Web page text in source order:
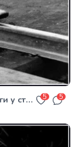
Полад Бюльбюль-оглы и Тынис Мяги у строителей БАМа 5 5